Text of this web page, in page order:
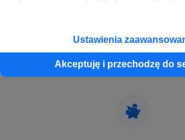
Ustawienia
Akceptuję i przechodzę do